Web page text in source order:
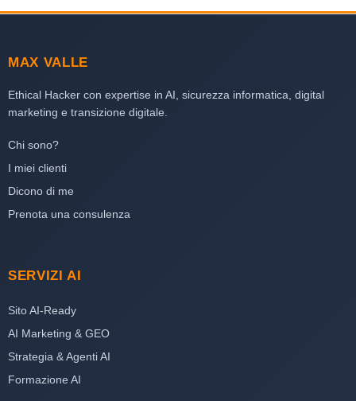
MAX VALLE
Ethical Hacker con expertise in AI, sicurezza informatica, digital
marketing e transizione digitale.
Chi sono?
I miei clienti
Dicono di me
Prenota una consulenza
SERVIZI AI
Sito AI-Ready
AI Marketing & GEO
Strategia & Agenti AI
Formazione AI